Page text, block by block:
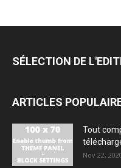
SÉLECTION DE
ARTICLES
Tout
Nov 22,